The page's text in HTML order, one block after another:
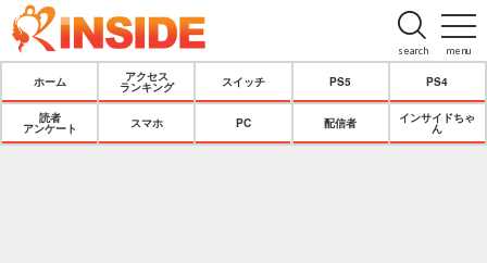
menu
search
ホーム
アクセス
ランキング
スイッチ PS5 PS4
読者
アンケート
スマホ PC 配信者
インサイドちゃ
ん